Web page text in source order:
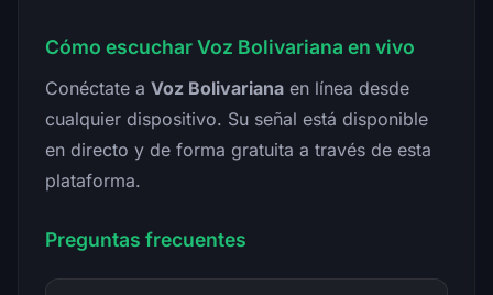
Cómo escuchar Voz Bolivariana en vivo
Conéctate a Voz Bolivariana en línea desde
cualquier dispositivo. Su señal está disponible
en directo y de forma gratuita a través de esta
plataforma.
Preguntas frecuentes